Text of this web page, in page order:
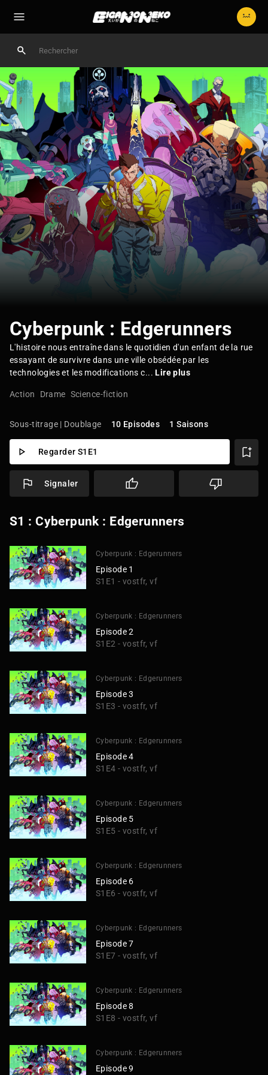
Cyberpunk : Edgerunners
L'histoire nous entraîne dans le quotidien d'un enfant de la rue
essayant de survivre dans une ville obsédée par les
technologies et les modifications c...Lire plus
Action Drame Science-fiction
Sous-titrage | Doublage 10 Episodes 1 Saisons
Regarder S1E1
Signaler
S1 : Cyberpunk : Edgerunners
Cyberpunk : Edgerunners
Episode 1
S1E1 - vostfr, vf
Cyberpunk : Edgerunners
Episode 2
S1E2 - vostfr, vf
Cyberpunk : Edgerunners
Episode 3
S1E3 - vostfr, vf
Cyberpunk : Edgerunners
Episode 4
S1E4 - vostfr, vf
Cyberpunk : Edgerunners
Episode 5
S1E5 - vostfr, vf
Cyberpunk : Edgerunners
Episode 6
S1E6 - vostfr, vf
Cyberpunk : Edgerunners
Episode 7
S1E7 - vostfr, vf
Cyberpunk : Edgerunners
Episode 8
S1E8 - vostfr, vf
Cyberpunk : Edgerunners
Episode 9